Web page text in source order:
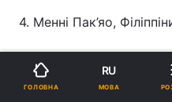
4. Менні Пак’яо,
ГОЛОВНА
RU
МОВА